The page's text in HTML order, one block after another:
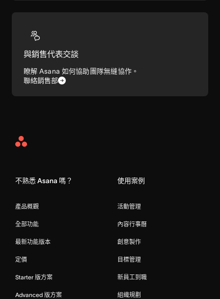
與銷售代表交談
瞭解 Asana 如何協助團隊無縫協作。
聯絡銷售部
Asana
不熟悉 Asana 嗎？
產品概觀
全部功能
最新功能版本
定價
Starter 版方案
Advanced 版方案
使用案例
活動管理
內容行事曆
創意製作
目標管理
新員工到職
組織規劃